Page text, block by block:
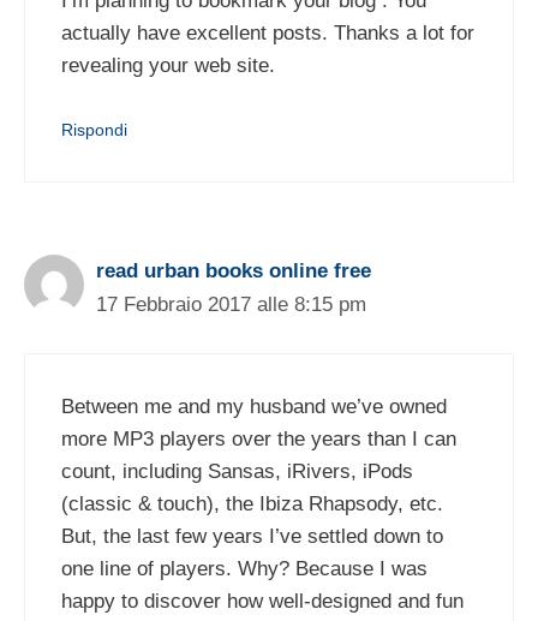
actually have excellent posts. Thanks a lot for
revealing your web site.
Rispondi
read urban books online free
17 Febbraio 2017 alle 8:15 pm
Between me and my husband we’ve owned
more MP3 players over the years than I can
count, including Sansas, iRivers, iPods
(classic & touch), the Ibiza Rhapsody, etc.
But, the last few years I’ve settled down to
one line of players. Why? Because I was
happy to discover how well-designed and fun